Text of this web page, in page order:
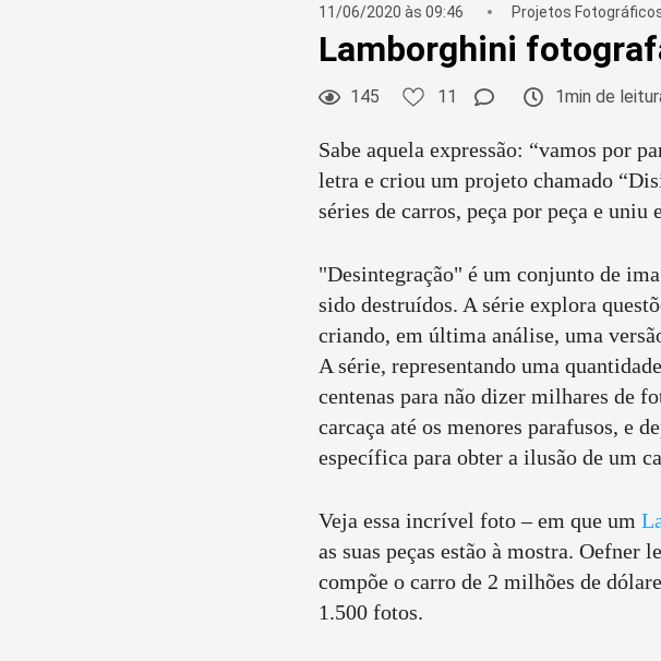
11/06/2020 às 09:46 Projetos
Lamborghini
145 11 1min de
Sabe aquela expressão: “vamos por
letra e criou um projeto chamado
séries de carros, peça por peça e
"Desintegração" é um conjunto de
sido destruídos. A série explora
criando, em última análise, uma
A série, representando uma
centenas para não dizer milhares de
carcaça até os menores parafusos, e
específica para obter a ilusão de um
Veja essa incrível foto – em que um
as suas peças estão à mostra. Oefner
compõe o carro de 2 milhões de
1.500 fotos.